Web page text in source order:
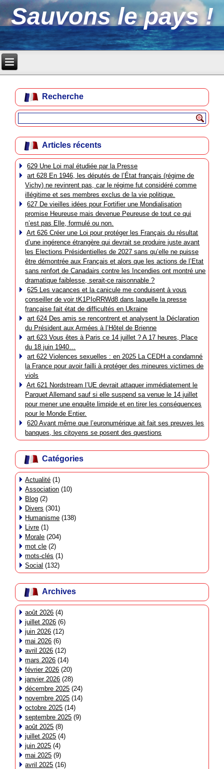
Sauvons le pays !
Recherche
Articles récents
629 Une Loi mal étudiée par la Presse
art 628 En 1946, les députés de l’État français (régime de
Vichy) ne revinrent pas, car le régime fut considéré comme
illégitime et ses membres exclus de la vie politique.
627 De vieilles idées pour Fortifier une Mondialisation
promise Heureuse mais devenue Peureuse de tout ce qui
n’est pas Elle, formulé ou non.
Art 626 Créer une Loi pour protéger les Français du résultat
d’une ingérence étrangère qui devrait se produire juste avant
les Elections Présidentielles de 2027 sans qu’elle ne puisse
être démontrée aux Français et alors que les actions de l’Etat
sans renfort de Canadairs contre les Incendies ont montré une
dramatique faiblesse, serait-ce raisonnable ?
625 Les vacances et la canicule me conduisent à vous
conseiller de voir tK1PIoRRWd8 dans laquelle la presse
française fait état de difficultés en Ukraine
art 624 Des amis se rencontrent et analysent la Déclaration
du Président aux Armées à l’Hôtel de Brienne
art 623 Vous êtes à Paris ce 14 juillet ? A 17 heures, Place
du 18 juin 1940…
art 622 Violences sexuelles : en 2025 La CEDH a condamné
la France pour avoir failli à protéger des mineures victimes de
viols
Art 621 Nordstream l’UE devrait attaquer immédiatement le
Parquet Allemand sauf si elle suspend sa venue le 14 juillet
pour mener une enquête limpide et en tirer les conséquences
pour le Monde Entier.
620 Avant même que l’euronumérique ait fait ses preuves les
banques, les citoyens se posent des questions
Catégories
Actualité (1)
Association (10)
Blog (2)
Divers (301)
Humanisme (138)
Livre (1)
Morale (204)
mot cle (2)
mots-clés (1)
Social (132)
Archives
août 2026 (4)
juillet 2026 (6)
juin 2026 (12)
mai 2026 (6)
avril 2026 (12)
mars 2026 (14)
février 2026 (20)
janvier 2026 (28)
décembre 2025 (24)
novembre 2025 (14)
octobre 2025 (14)
septembre 2025 (9)
août 2025 (8)
juillet 2025 (4)
juin 2025 (4)
mai 2025 (9)
avril 2025 (16)